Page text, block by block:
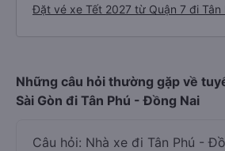
Đặt vé xe Tết 2027 từ Quận 7 đi Tân
Những câu hỏi thường gặp về
Sài Gòn đi Tân Phú - Đồng Nai
Câu hỏi: Nhà xe đi Tân Phú -